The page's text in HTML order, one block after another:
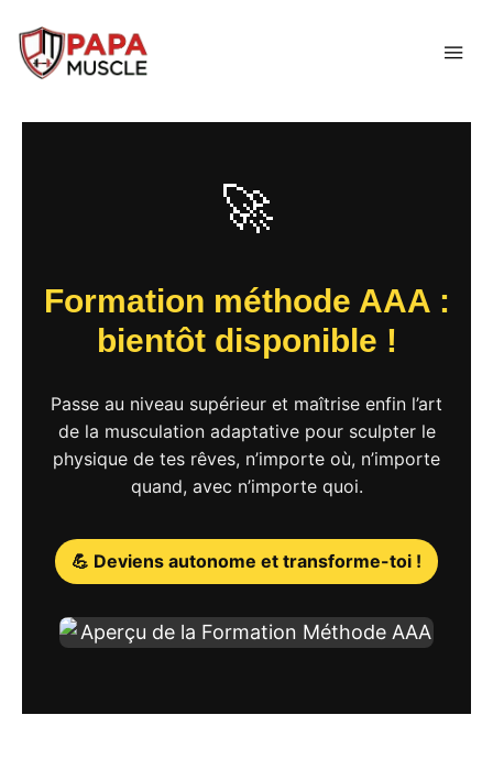
passer
🚀
Formation méthode AAA :
bientôt disponible !
Passe au niveau supérieur et maîtrise enfin l’art
de la musculation adaptative pour sculpter le
physique de tes rêves, n’importe où, n’importe
quand, avec n’importe quoi.
💪 Deviens autonome et transforme-toi !